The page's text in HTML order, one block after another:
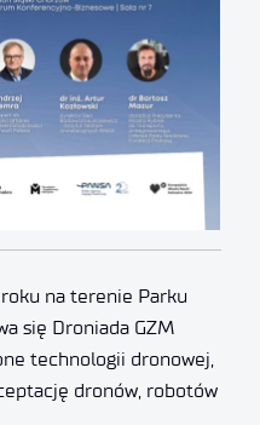
na terenie Parku
się Droniada GZM
technologii dronowej,
dronów, robotów